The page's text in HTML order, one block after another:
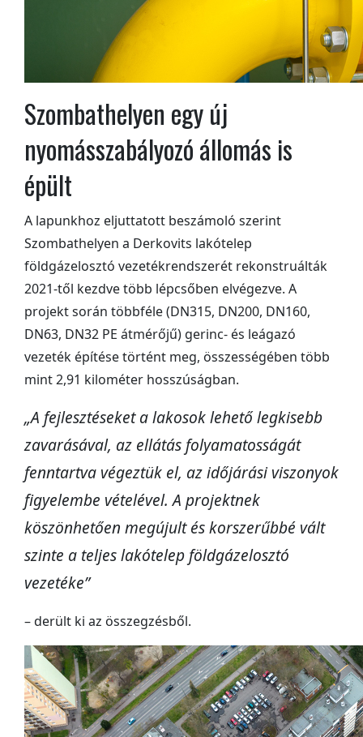
Szombathelyen egy új
nyomásszabályozó állomás is
épült
A lapunkhoz eljuttatott beszámoló szerint
Szombathelyen a Derkovits lakótelep
földgázelosztó vezetékrendszerét rekonstruálták
2021-től kezdve több lépcsőben elvégezve. A
projekt során többféle (DN315, DN200, DN160,
DN63, DN32 PE átmérőjű) gerinc- és leágazó
vezeték építése történt meg, összességében több
mint 2,91 kilométer hosszúságban.
„A fejlesztéseket a lakosok lehető legkisebb
zavarásával, az ellátás folyamatosságát
fenntartva végeztük el, az időjárási viszonyok
figyelembe vételével. A projektnek
köszönhetően megújult és korszerűbbé vált
szinte a teljes lakótelep földgázelosztó
vezetéke”
– derült ki az összegzésből.